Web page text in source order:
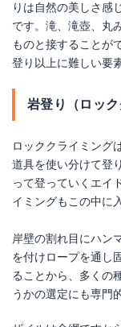
りは自然の美しさ感
です。滝、滝壺、丸
ものと接することが
登り以上に難しい要
岩登り（ロック
ロッククライミング
道具を使い分けて登
って登っていくエイ
イミングもこの中に
岸壁の割れ目にハン
を付けロープを通し
ることから、多くの
うかの選定にも専門